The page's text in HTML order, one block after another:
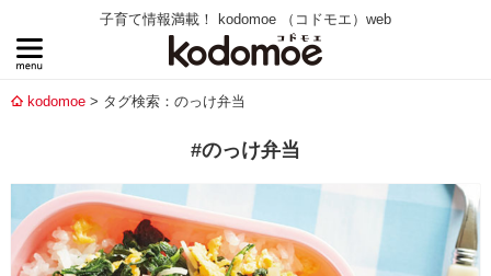
子育て情報満載！ kodomoe （コドモエ）web
kodomoe タグ検索：のっけ弁当
#のっけ弁当